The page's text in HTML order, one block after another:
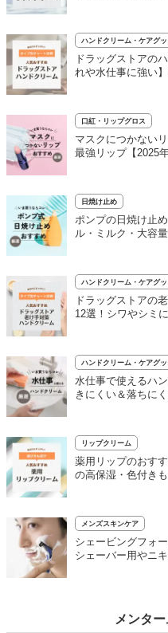
ハンドクリーム・ケアグ
ドラッグストアの
れや水仕事に強い
口紅・リップグロス
マスクにつかない
最強リップ【2025年
日焼け止め
ポンプの日焼け止
ル・ミルク・大容
ハンドクリーム・ケアグ
ドラッグストアの
12選！シワやシミ
ハンドクリーム・ケアグ
水仕事で使えるハ
きにくい＆落ちに
リップクリーム
薬用リップのおす
の高保湿・色付きも
メンズスキンケア
シェービングフォ
シェーバー用やニ
メンタ